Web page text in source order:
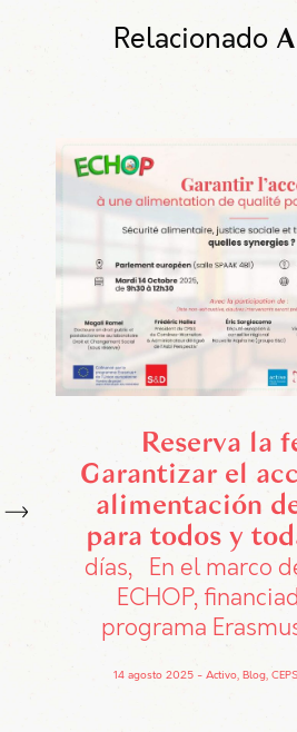
Relacionado
Reserva la
Garantizar el
alimentación
para todos y
días, En el marco
ECHOP,
programa
14 agosto 2025 Activo, Blog,